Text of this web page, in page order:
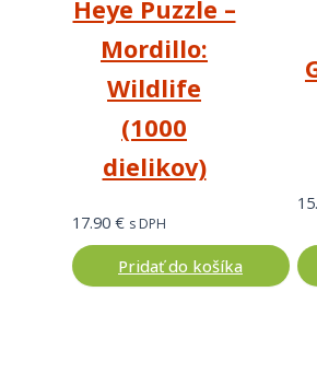
Heye Puzzle –
Mordillo:
Wildlife
(1000
dielikov)
17.90 € s DPH
Pridať do košíka